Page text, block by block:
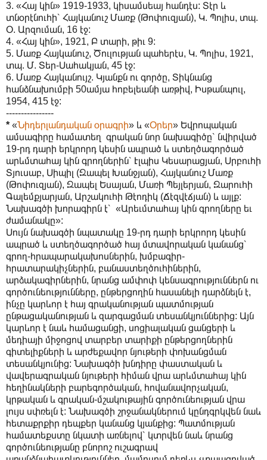
3. «Հայ կին» 1919-1933, կիսամսեայ հանդէս: Տէր և
տնօրէնուհի՝ Հայկանուշ Մառք (Թոփուզյան), Կ. Պոլիս, տպ.
Օ. Արզուման, 16 էջ:
4. «Հայ կին», 1921, Բ տարի, թիւ 9:
5. Մառք Հայկանուշ, Ծուլության պահերէս, Կ. Պոլիս, 1921,
տպ. Մ. Տեր-Սահակյան, 45 էջ:
6. Մառք Հայկանույշ. Կյանքն ու գործը, Տիկնանց
հանձնախումբի 50ամյա հոբելեանի առթիվ, Իսթանպուլ,
1954, 415 էջ:
----------------
* «Նիդերլանդական օրագրի» և «Օրեր» Եվրոպական
ամսագիրը համատեղ գրական նոր նախագիծը՝ նվիրված
19-րդ դարի երկրորդ կեսին ապրած և ստեղծագործած
արևմտահայ կին գրողներին՝ Էլպիս Կեսարացյան, Սրբուհի
Տյուսաբ, Սիպիլ (Զապել Խանջյան), Հայկանուշ Մառք
(Թոփուզյան), Զապել Եսայան, Մառի Պեյլերյան, Զարուհի
Գալեմքյարյան, Արշակուհի Թէոդիկ (Ճէզվէճյան) և այլք:
Նախագծի խորագիրն է՝ «Արեւմտահայ կին գրողները եւ
ժամանակը»:
Սույն նախագծի նպատակը 19-րդ դարի երկրորդ կեսին
ապրած և ստեղծագործած հայ մտավորական կանանց՝
գրող-հրապարակախոսներին, խմբագիր-
հրատարակիչներին, բանաստեղծուհիներին,
արձակագիրներին, նրանց ամփոփ կենսագրություններն ու
գործունեությունները, ընթերցողին հասանելի դարձնելն է,
ինչը կարևոր է հայ գրականության պատմության
ընթացականության և զարգացման տեսանկյուններից: Այն
կարևոր է նաև համացանցի, սոցիալական ցանցերի և
մեդիայի միջոցով տարբեր տարիքի ընթերցողներին
գիտելիքների և արժեքավոր նյութերի փոխանցման
տեսանկյունից: Նախագծի խնդիրը փաստական և
վավերագրական նյութերի հիման վրա արևմտահայ կին
հեղինակների բարեգործական, հովանավորչական,
կրթական և գրական-մշակութային գործունեության վրա
լույս սփռելն է: Նախագծի շրջանակներում կընդգրկվեն նաև
հետաքրքիր դեպքեր կանանց կյանքից: Պատմության
համատեքստը նկատի առնելով՝ կտրվեն նաև նրանց
գործունեությանը բնորոշ ուշագրավ